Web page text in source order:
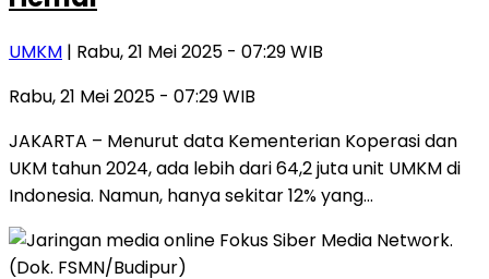
UMKM | Rabu, 21 Mei 2025 - 07:29 WIB
Rabu, 21 Mei 2025 - 07:29 WIB
JAKARTA – Menurut data Kementerian Koperasi dan
UKM tahun 2024, ada lebih dari 64,2 juta unit UMKM di
Indonesia. Namun, hanya sekitar 12% yang…